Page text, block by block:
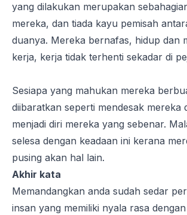
yang dilakukan merupakan
mereka, dan tiada kayu pemisah
duanya. Mereka bernafas, hidup dan
kerja, kerja tidak terhenti sekadar di
Sesiapa yang mahukan mereka
diibaratkan seperti mendesak mereka
menjadi diri mereka yang sebenar.
selesa dengan keadaan ini kerana
pusing akan hal lain.
Akhir kata
Memandangkan anda sudah sedar
insan yang memiliki nyala rasa